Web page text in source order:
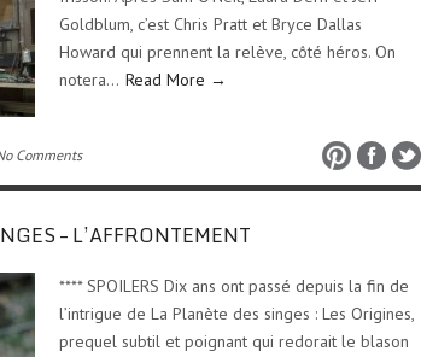
Goldblum, c’est Chris Pratt et Bryce Dallas
Howard qui prennent la relève, côté héros. On
notera… Read More →
Comments
– L’AFFRONTEMENT
**** SPOILERS Dix ans ont passé depuis la fin de
l’intrigue de La Planète des singes : Les Origines,
prequel subtil et poignant qui redorait le blason